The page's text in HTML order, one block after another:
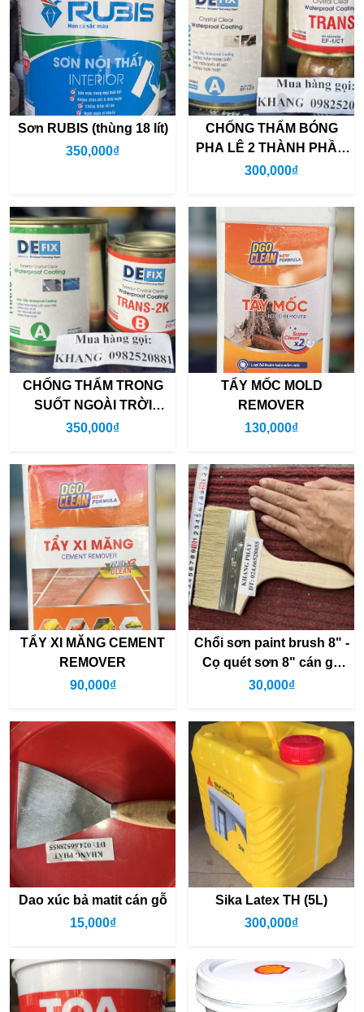
Sơn RUBIS (thùng 18 lít)
350,000₫
CHỐNG THẤM BÓNG
PHA LÊ 2 THÀNH PHẦN
DEFIX TRANS
300,000₫
CHỐNG THẤM TRONG
SUỐT NGOÀI TRỜI
DEFIX TRANS 2K (bộ
350,000₫
TẨY MỐC MOLD
REMOVER
130,000₫
TẨY XI MĂNG CEMENT
REMOVER
90,000₫
Chổi sơn paint brush 8" -
Cọ quét sơn 8" cán gỗ
(rộng 17cm)
30,000₫
Dao xúc bả matit cán gỗ
15,000₫
Sika Latex TH (5L)
300,000₫